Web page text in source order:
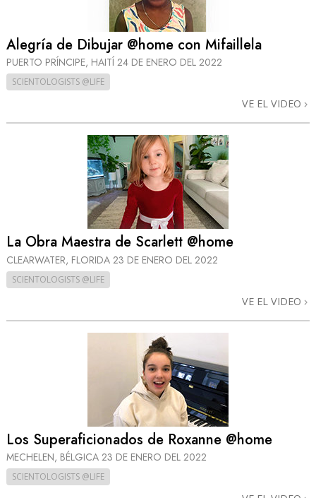
Alegría de Dibujar @home con Mifaillela
PUERTO PRÍNCIPE, HAITÍ 24 DE ENERO DEL 2022
SCIENTOLOGISTS @LIFE
VE EL VIDEO
La Obra Maestra de Scarlett @home
CLEARWATER, FLORIDA 23 DE ENERO DEL 2022
SCIENTOLOGISTS @LIFE
VE EL VIDEO
Los Superaficionados de Roxanne @home
MECHELEN, BÉLGICA 23 DE ENERO DEL 2022
SCIENTOLOGISTS @LIFE